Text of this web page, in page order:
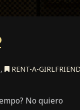
, RENT-A-GIRLFRIEND
No quiero